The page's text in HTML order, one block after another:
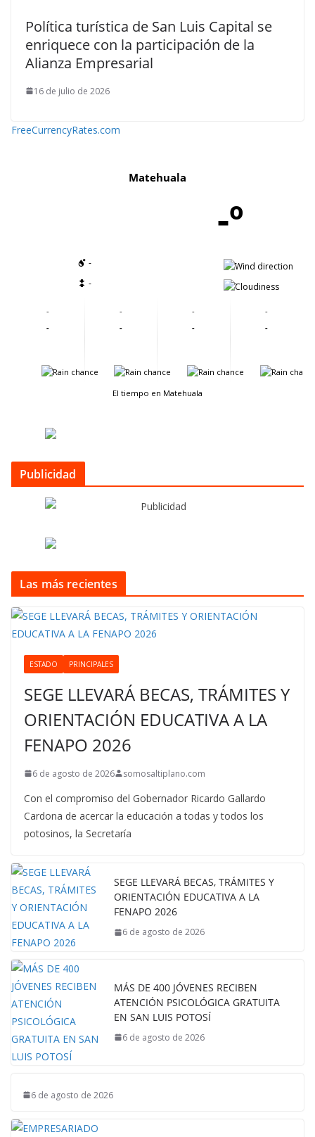
Política turística de San Luis Capital se
enriquece con la participación de la
Alianza Empresarial
16 de julio de 2026
FreeCurrencyRates.com
Matehuala
-º
-
-
-
-
-
-
-
-
-
-
-
-
-
-
-
-
El tiempo en Matehuala
Publicidad
Las más recientes
ESTADO PRINCIPALES
SEGE LLEVARÁ BECAS, TRÁMITES Y
ORIENTACIÓN EDUCATIVA A LA
FENAPO 2026
6 de agosto de 2026 somosaltiplano.com
Con el compromiso del Gobernador Ricardo Gallardo
Cardona de acercar la educación a todas y todos los
potosinos, la Secretaría
SEGE LLEVARÁ BECAS, TRÁMITES Y
ORIENTACIÓN EDUCATIVA A LA
FENAPO 2026
6 de agosto de 2026
MÁS DE 400 JÓVENES RECIBEN
ATENCIÓN PSICOLÓGICA GRATUITA
EN SAN LUIS POTOSÍ
6 de agosto de 2026
6 de agosto de 2026